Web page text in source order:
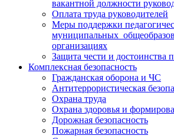
вакантной должности
Оплата труда руководителей
Меры поддержки
муниципальных
организациях
Защита чести и достоинства
Комплексная безопасность
Гражданская оборона и ЧС
Антитеррористическая
Охрана труда
Охрана здоровья и
Дорожная безопасность
Пожарная безопасность